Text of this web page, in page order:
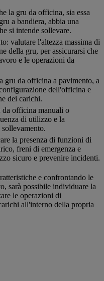
la gru da officina, sia essa
a bandiera, abbia una
si intende sollevare.
valutare l'altezza massima di
della gru, per assicurarsi che
e le operazioni da
gru da officina a pavimento, a
dell'officina e
dei carichi.
da officina manuali o
di utilizzo e la
la presenza di funzioni di
freni di emergenza e
sicuro e prevenire incidenti.
e confrontando le
sarà possibile individuare la
le operazioni di
all'interno della propria